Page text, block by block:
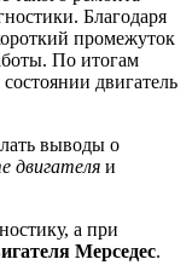
Благодаря
промежуток
По итогам
двигатель
выводы о
двигателя и
а при
Мерседес.